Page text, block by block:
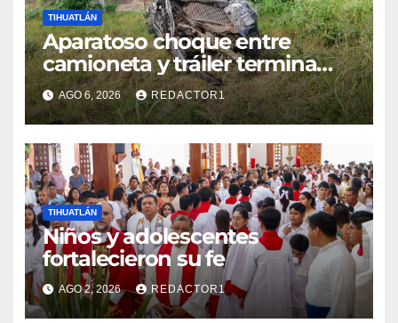
TIHUATLÁN
Aparatoso choque entre
camioneta y tráiler termina
con ambas unidades fuera de
la carretera en Tihuatlán
AGO 6, 2026 REDACTOR1
TIHUATLÁN
Niños y adolescentes
fortalecieron su fe
AGO 2, 2026 REDACTOR1